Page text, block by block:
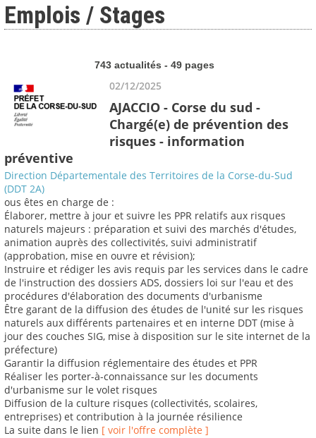
Emplois / Stages
743 actualités - 49 pages
02/12/2025
AJACCIO - Corse du sud -
Chargé(e) de prévention des
risques - information
préventive
Direction Départementale des Territoires de la Corse-du-Sud
(DDT 2A)
ous êtes en charge de :
Élaborer, mettre à jour et suivre les PPR relatifs aux risques
naturels majeurs : préparation et suivi des marchés d'études,
animation auprès des collectivités, suivi administratif
(approbation, mise en ouvre et révision);
Instruire et rédiger les avis requis par les services dans le cadre
de l'instruction des dossiers ADS, dossiers loi sur l'eau et des
procédures d'élaboration des documents d'urbanisme
Être garant de la diffusion des études de l'unité sur les risques
naturels aux différents partenaires et en interne DDT (mise à
jour des couches SIG, mise à disposition sur le site internet de la
préfecture)
Garantir la diffusion réglementaire des études et PPR
Réaliser les porter-à-connaissance sur les documents
d'urbanisme sur le volet risques
Diffusion de la culture risques (collectivités, scolaires,
entreprises) et contribution à la journée résilience
La suite dans le lien [ voir l'offre complète ]